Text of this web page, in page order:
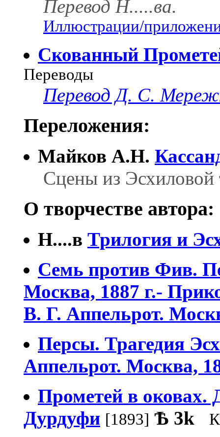
Перевод Н.....ва.
Иллюстрации/
Скованный
Переводы
Перевод Д. С.
Переложения:
Майков А.Н.
Сцены из
О творчестве автора:
Н....в Трилогия и
Семь против Фив.
Москва, 1887 г.-
В. Г. Аппельрот.
Персы. Трагедия
Аппельрот. Москва,
Прометей в
Дурдуфи [1893] Ѣ 3k